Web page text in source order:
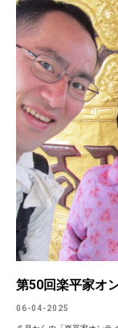
第50回楽平家オ
06-04-2025